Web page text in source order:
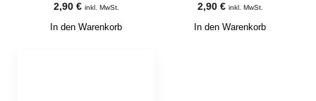
2,90 € inkl. MwSt.
In den Warenkorb
2,90 € inkl. MwSt.
In den Warenkorb